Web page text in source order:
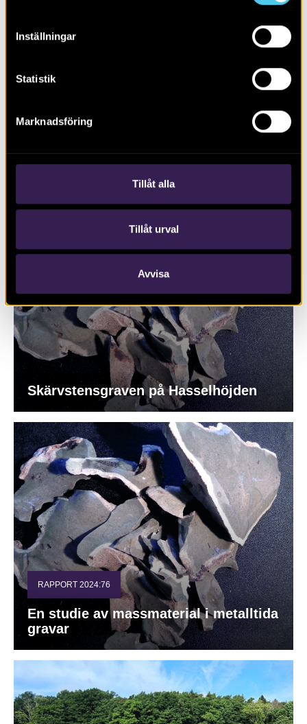
Inställningar
Statistik
Marknadsföring
Tillåt alla
Tillåt urval
Avvisa
RAPPORT 2024:79
Boplats och rituella aktiviteter
Skärvstensgraven på Hasselhöjden
RAPPORT 2024:76
En studie av massmaterial i metalltida
gravar